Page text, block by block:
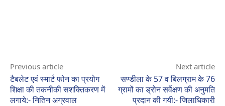
Previous article
टैबलेट एवं स्मार्ट फोन का प्रयोग
शिक्षा की तकनीकी सशक्तिकरण में
लगाये:- नितिन अग्रवाल
Next article
सण्डीला के 57 व बिलग्राम के 76
ग्रामों का ड्रोन सर्वेक्षण की अनुमति
प्रदान की गयी:- जिलाधिकारी